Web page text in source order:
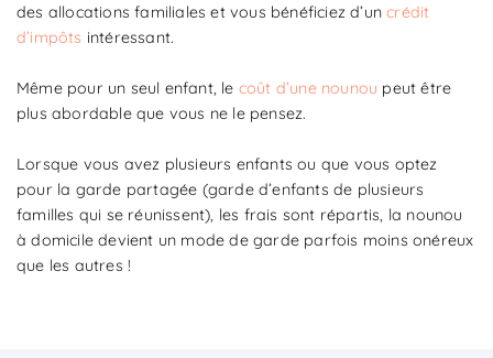
des allocations familiales et vous bénéficiez d’uncrédit
d’impôts intéressant.
Même pour un seul enfant, le coût d’une nounou peut être
plus abordable que vous ne le pensez.
Lorsque vous avez plusieurs enfants ou que vous optez
pour la garde partagée (garde d’enfants de plusieurs
familles qui se réunissent), les frais sont répartis, la nounou
à domicile devient un mode de garde parfois moins onéreux
que les autres !